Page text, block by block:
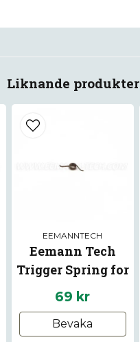
Liknande produkter
EEMANNTECH
Eemann Tech
Trigger Spring for
Beretta 92/96/98
69 kr
Bevaka